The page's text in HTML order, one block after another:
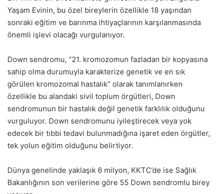
Yaşam Evinin, bu özel bireylerin özellikle 18 yaşından
sonraki eğitim ve barınma ihtiyaçlarının karşılanmasında
önemli işlevi olacağı vurgulanıyor.
Down sendromu, “21. kromozomun fazladan bir kopyasına
sahip olma durumuyla karakterize genetik ve en sık
görülen kromozomal hastalık” olarak tanımlanırken
özellikle bu alandaki sivil toplum örgütleri, Down
sendromunun bir hastalık değil genetik farklılık olduğunu
vurguluyor. Down sendromunu iyileştirecek veya yok
edecek bir tıbbi tedavi bulunmadığına işaret eden örgütler,
tek yolun eğitim olduğunu belirtiyor.
Dünya genelinde yaklaşık 6 milyon, KKTC’de ise Sağlık
Bakanlığının son verilerine göre 55 Down sendromlu birey